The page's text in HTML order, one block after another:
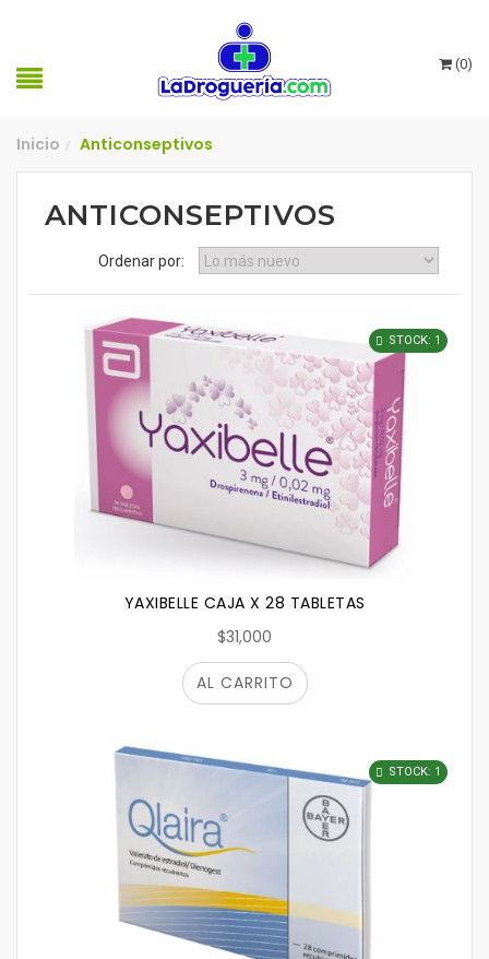
(0)
Inicio / Anticonseptivos
ANTICONSEPTIVOS
Ordenar por:
YAXIBELLE CAJA X 28 TABLETAS
$31,000
STOCK: 1
AL CARRITO
STOCK: 1